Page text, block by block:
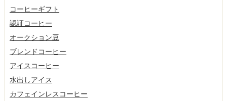
コーヒーギフト
認証コーヒー
オークション豆
ブレンドコーヒー
アイスコーヒー
水出しアイス
カフェインレスコーヒー